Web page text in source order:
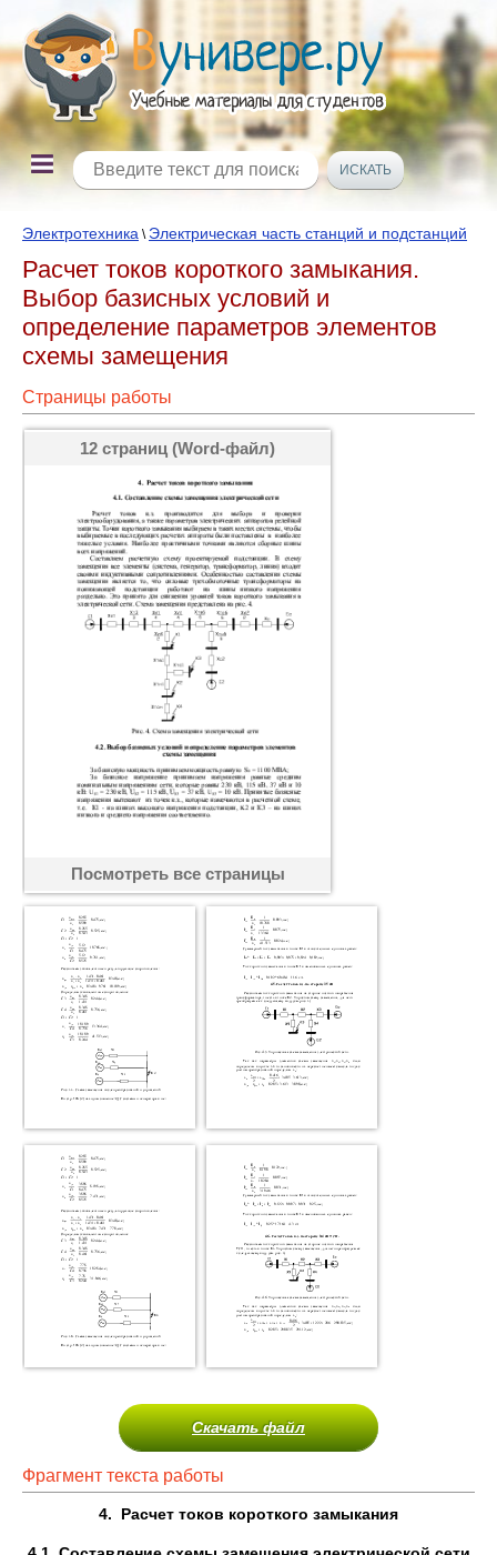
Электротехника \ Электрическая часть станций и подстанций
Расчет токов короткого замыкания.
Выбор базисных условий и
определение параметров элементов
схемы замещения
Страницы работы
12 страниц (Word-файл)
Посмотреть все страницы
Скачать файл
Фрагмент текста работы
4. Расчет токов короткого замыкания